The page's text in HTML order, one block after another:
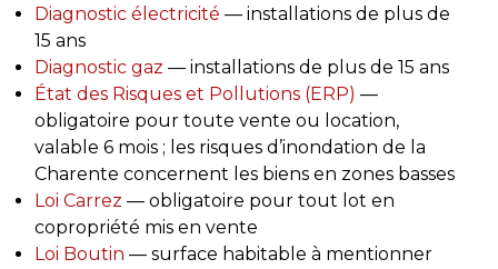
Diagnostic électricité — installations de plus de
15 ans
Diagnostic gaz — installations de plus de 15 ans
État des Risques et Pollutions (ERP) —
obligatoire pour toute vente ou location,
valable 6 mois ; les risques d’inondation de la
Charente concernent les biens en zones basses
Loi Carrez — obligatoire pour tout lot en
copropriété mis en vente
Loi Boutin — surface habitable à mentionner